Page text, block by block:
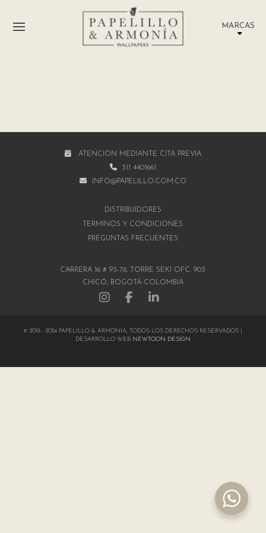
MARCAS
ATENCIÓN MEDIANTE CITA PREVIA
311 4401661
INFO@PAPELILLO.COM.CO
DISTRIBUIDORES
TÉRMINOS Y CONDICIONES
PREGUNTAS FRECUENTES
CARRERA 16 # 93-78, TORRE SEKI OFC. 903
CHICÓ, BOGOTÁ-COLOMBIA
© 2018 - 2024 PAPELILLO & ARMONÍA, TODOS LOS DERECHOS RESERVADOS |
DESARROLLO WEB NEWTOON DESIGN